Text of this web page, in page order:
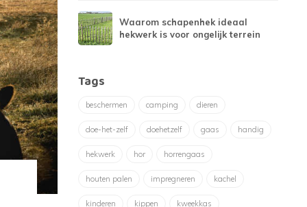
Waarom schapenhek ideaal
hekwerk is voor ongelijk terrein
Tags
beschermen camping dieren
doe-het-zelf doehetzelf gaas handig
hekwerk hor horrengaas
houten palen impregneren kachel
kinderen kippen kweekkas